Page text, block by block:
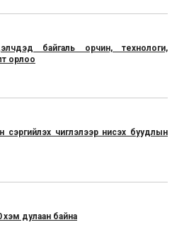
байгаль орчин, технологи,
орлоо
сэргийлэх чиглэлээр нисэх буудлын
хэм дулаан байна